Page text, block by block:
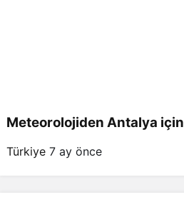
Meteorolojiden Antalya için
Türkiye 7 ay önce